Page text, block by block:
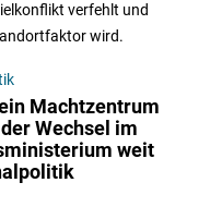
verfehlt und
wird.
Machtzentrum
Wechsel im
weit